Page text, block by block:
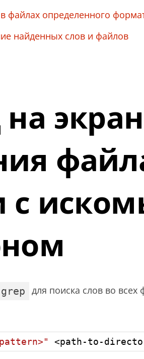
файлах определенного
найденных слов и файлов
экран
с
grep для поиска слов во всех
<path-to-